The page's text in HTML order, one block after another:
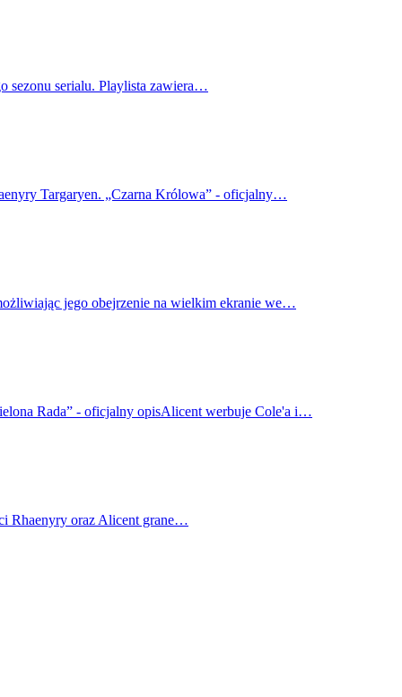
sezonu serialu. Playlista zawiera…
Targaryen. „Czarna Królowa” - oficjalny…
jego obejrzenie na wielkim ekranie we…
Rada” - oficjalny opisAlicent werbuje Cole'a i…
Rhaenyry oraz Alicent grane…